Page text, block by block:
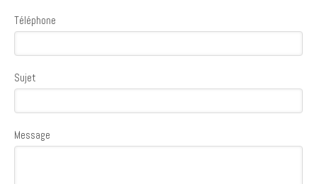
Téléphone
Sujet
Message